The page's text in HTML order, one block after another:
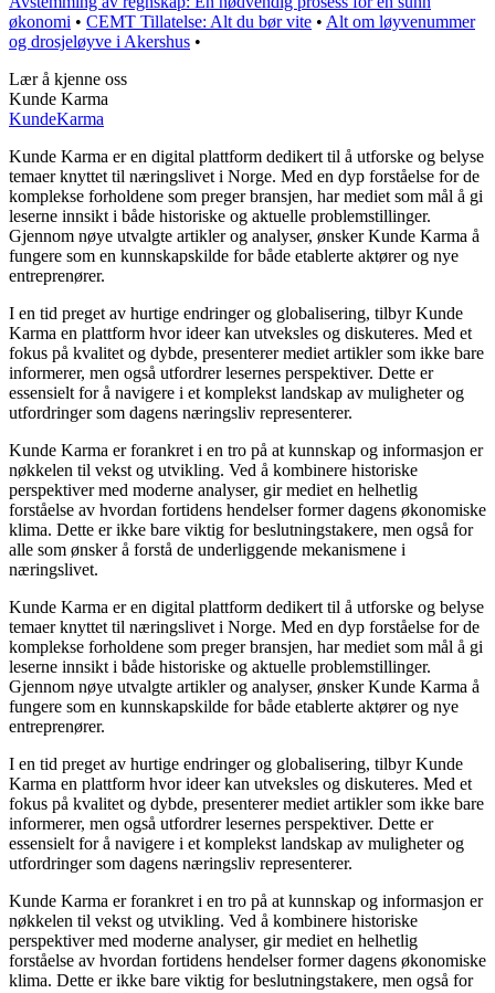
økonomi • CEMT Tillatelse: Alt du bør vite • Alt om løyvenummer
og drosjeløyve i Akershus •
Lær å kjenne oss
Kunde Karma
KundeKarma
Kunde Karma er en digital plattform dedikert til å utforske og belyse
temaer knyttet til næringslivet i Norge. Med en dyp forståelse for de
komplekse forholdene som preger bransjen, har mediet som mål å gi
leserne innsikt i både historiske og aktuelle problemstillinger.
Gjennom nøye utvalgte artikler og analyser, ønsker Kunde Karma å
fungere som en kunnskapskilde for både etablerte aktører og nye
entreprenører.
I en tid preget av hurtige endringer og globalisering, tilbyr Kunde
Karma en plattform hvor ideer kan utveksles og diskuteres. Med et
fokus på kvalitet og dybde, presenterer mediet artikler som ikke bare
informerer, men også utfordrer lesernes perspektiver. Dette er
essensielt for å navigere i et komplekst landskap av muligheter og
utfordringer som dagens næringsliv representerer.
Kunde Karma er forankret i en tro på at kunnskap og informasjon er
nøkkelen til vekst og utvikling. Ved å kombinere historiske
perspektiver med moderne analyser, gir mediet en helhetlig
forståelse av hvordan fortidens hendelser former dagens økonomiske
klima. Dette er ikke bare viktig for beslutningstakere, men også for
alle som ønsker å forstå de underliggende mekanismene i
næringslivet.
Kunde Karma er en digital plattform dedikert til å utforske og belyse
temaer knyttet til næringslivet i Norge. Med en dyp forståelse for de
komplekse forholdene som preger bransjen, har mediet som mål å gi
leserne innsikt i både historiske og aktuelle problemstillinger.
Gjennom nøye utvalgte artikler og analyser, ønsker Kunde Karma å
fungere som en kunnskapskilde for både etablerte aktører og nye
entreprenører.
I en tid preget av hurtige endringer og globalisering, tilbyr Kunde
Karma en plattform hvor ideer kan utveksles og diskuteres. Med et
fokus på kvalitet og dybde, presenterer mediet artikler som ikke bare
informerer, men også utfordrer lesernes perspektiver. Dette er
essensielt for å navigere i et komplekst landskap av muligheter og
utfordringer som dagens næringsliv representerer.
Kunde Karma er forankret i en tro på at kunnskap og informasjon er
nøkkelen til vekst og utvikling. Ved å kombinere historiske
perspektiver med moderne analyser, gir mediet en helhetlig
forståelse av hvordan fortidens hendelser former dagens økonomiske
klima. Dette er ikke bare viktig for beslutningstakere, men også for